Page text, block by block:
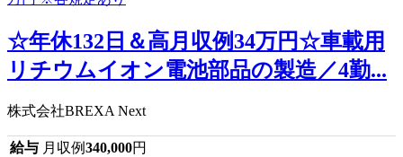
☆年休132日＆高月収例34万円☆車載用
リチウムイオン電池部品の製造／4勤...
株式会社BREXA Next
給与 月収例340,000円